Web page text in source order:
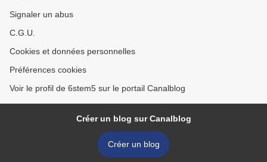
Signaler un abus
C.G.U.
Cookies et données personnelles
Préférences cookies
Voir le profil de 6stem5 sur le portail Canalblog
Créer un blog sur Canalblog
Créer un blog